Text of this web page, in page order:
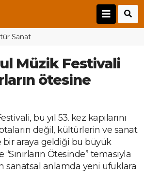
Sanat
Müzik Festivali
ötesine
bu yıl 53. kez kapılarını
değil, kültürlerin ve sanat
araya geldiği bu büyük
Ötesinde” temasıyla
sanatsal anlamda yeni ufuklara